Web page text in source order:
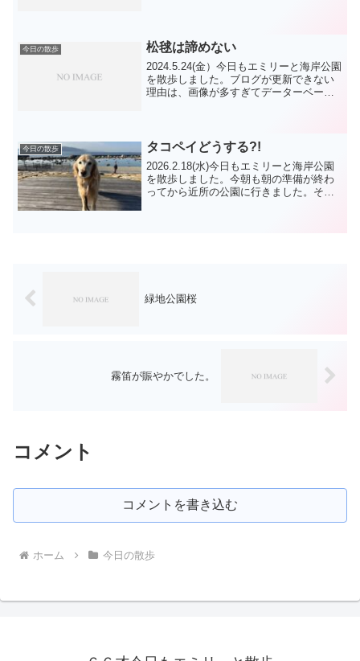
が、お名前も...
今日の散歩 松毬は諦めない
2024.5.24(金）今日もエミリーと海岸公園
を散歩しました。ブログが更新できない
理由は、画像が多すぎてデーターベース
データーが...
今日の散歩 タコペイどうする?!
2026.2.18(水)今日もエミリーと海岸公園
を散歩しました。今朝も朝の準備が終わ
ってから近所の公園に行きました。その
緑地公園桜
霧笛が賑やかでした。
コメント
コメントを書き込む
ホーム 今日の散歩